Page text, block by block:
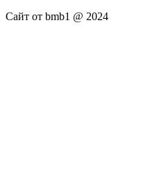
Сайт от bmb1 @ 2024